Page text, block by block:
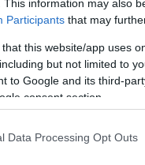
This information may also
Participants that may
that this website/app uses
but not limited to
to Google and its third-
consent section.
Data Processing Opt Outs
buktatta le a
A betörők ekkor
őket már le is
mert azt a rablók